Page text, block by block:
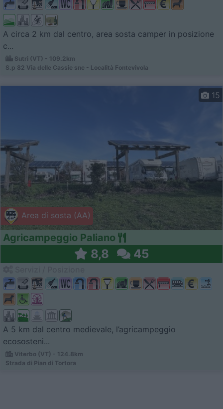
A circa 2 km dal centro, area sosta camper in posizione
c...
Sutri (VT) - 109.2km
S.p 82 Via delle Cassie snc - Località Fontevivola
Area di sosta (AA)
15
Agricampeggio Paliano
8,8 45
A 5 km dal centro medievale, l’agricampeggio
ecososteni...
Viterbo (VT) - 124.8km
Strada di Pian di Tortora